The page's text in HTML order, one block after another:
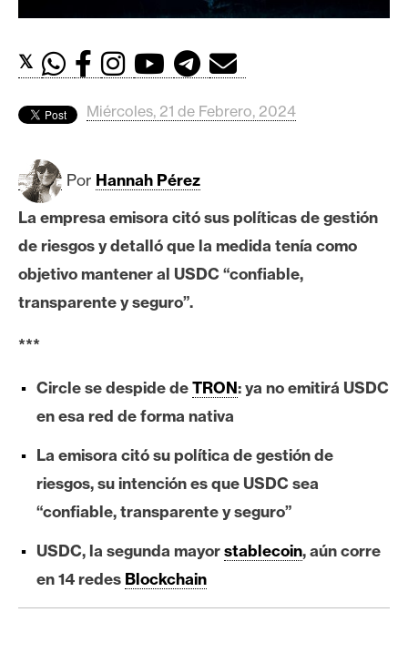
a
o
i
c
o
i
n
t
e
r
u
m
I
A
𝕏
Miércoles, 21 de Febrero, 2024
Por Hannah Pérez
La empresa emisora citó sus políticas de gestión
de riesgos y detalló que la medida tenía como
objetivo mantener al USDC “confiable,
transparente y seguro”.
***
Circle se despide deTRON: ya no emitirá USDC
en esa red de forma nativa
La emisora citó su política de gestión de
riesgos, su intención es que USDC sea
“confiable, transparente y seguro”
USDC, la segunda mayorstablecoin, aún corre
en 14 redes Blockchain